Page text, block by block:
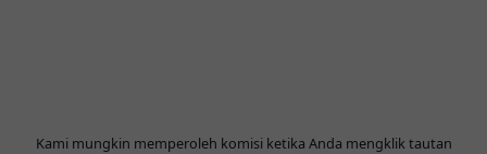
Kami mungkin memperoleh komisi ketika Anda mengklik tautan